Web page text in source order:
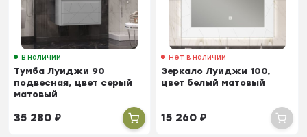
В наличии
Тумба Луиджи 90
подвесная, цвет серый
матовый
35 280₽
Нет в наличии
Зеркало Луиджи 100,
цвет белый матовый
15 260₽